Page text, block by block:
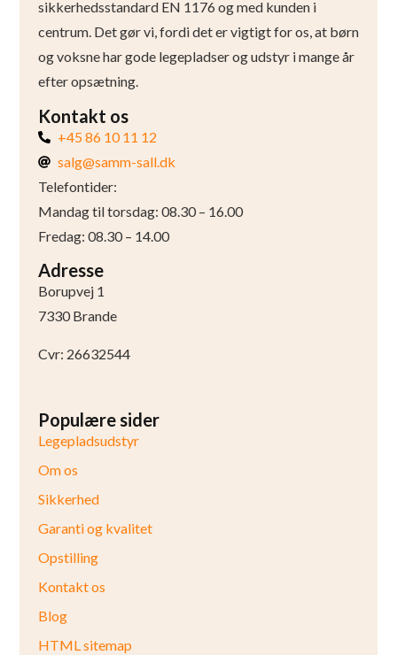
sikkerhedsstandard EN 1176 og med kunden i
centrum. Det gør vi, fordi det er vigtigt for os, at børn
og voksne har gode legepladser og udstyr i mange år
efter opsætning.
Kontakt os
+45 86 10 11 12
salg@samm-sall.dk
Telefontider:
Mandag til torsdag: 08.30 – 16.00
Fredag: 08.30 – 14.00
Adresse
Borupvej 1
7330 Brande
Cvr: 26632544
Populære sider
Legepladsudstyr
Om os
Sikkerhed
Garanti og kvalitet
Opstilling
Kontakt os
Blog
HTML sitemap